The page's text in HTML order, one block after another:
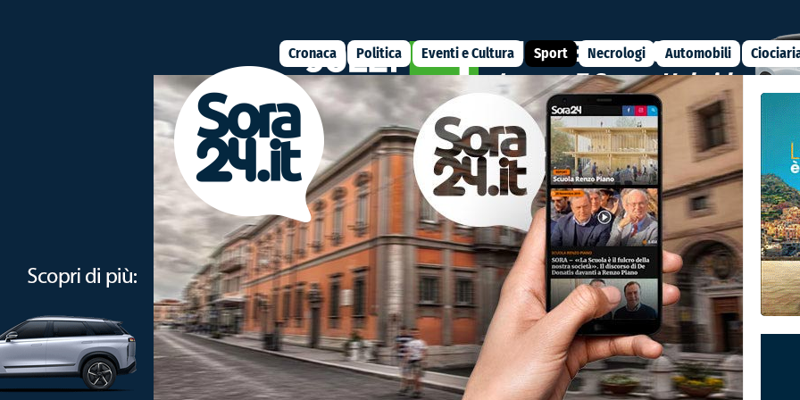
Cronaca Politica Eventi e Cultura Sport Necrologi Automobili